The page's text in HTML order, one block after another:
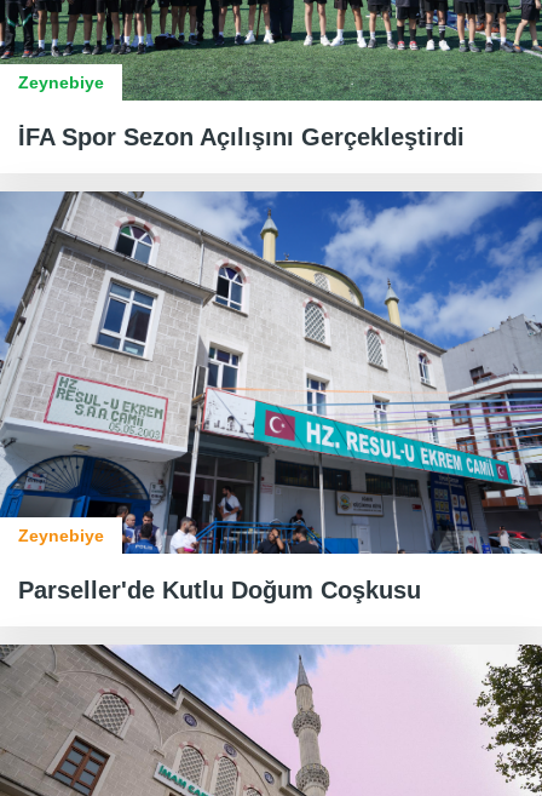
Zeynebiye
İFA Spor Sezon Açılışını Gerçekleştirdi
Zeynebiye
​​​​​​​Parseller'de Kutlu Doğum Coşkusu